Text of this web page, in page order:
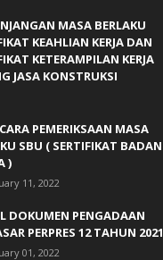
MASA BERLAKU
KEAHLIAN KERJA DAN
KETERAMPILAN KERJA
JASA KONSTRUKSI
PEMERIKSAAN MASA
SBU ( SERTIFIKAT BADAN
)
11, 2022
DOKUMEN PENGADAAN
PERPRES 12 TAHUN 2021
01, 2022